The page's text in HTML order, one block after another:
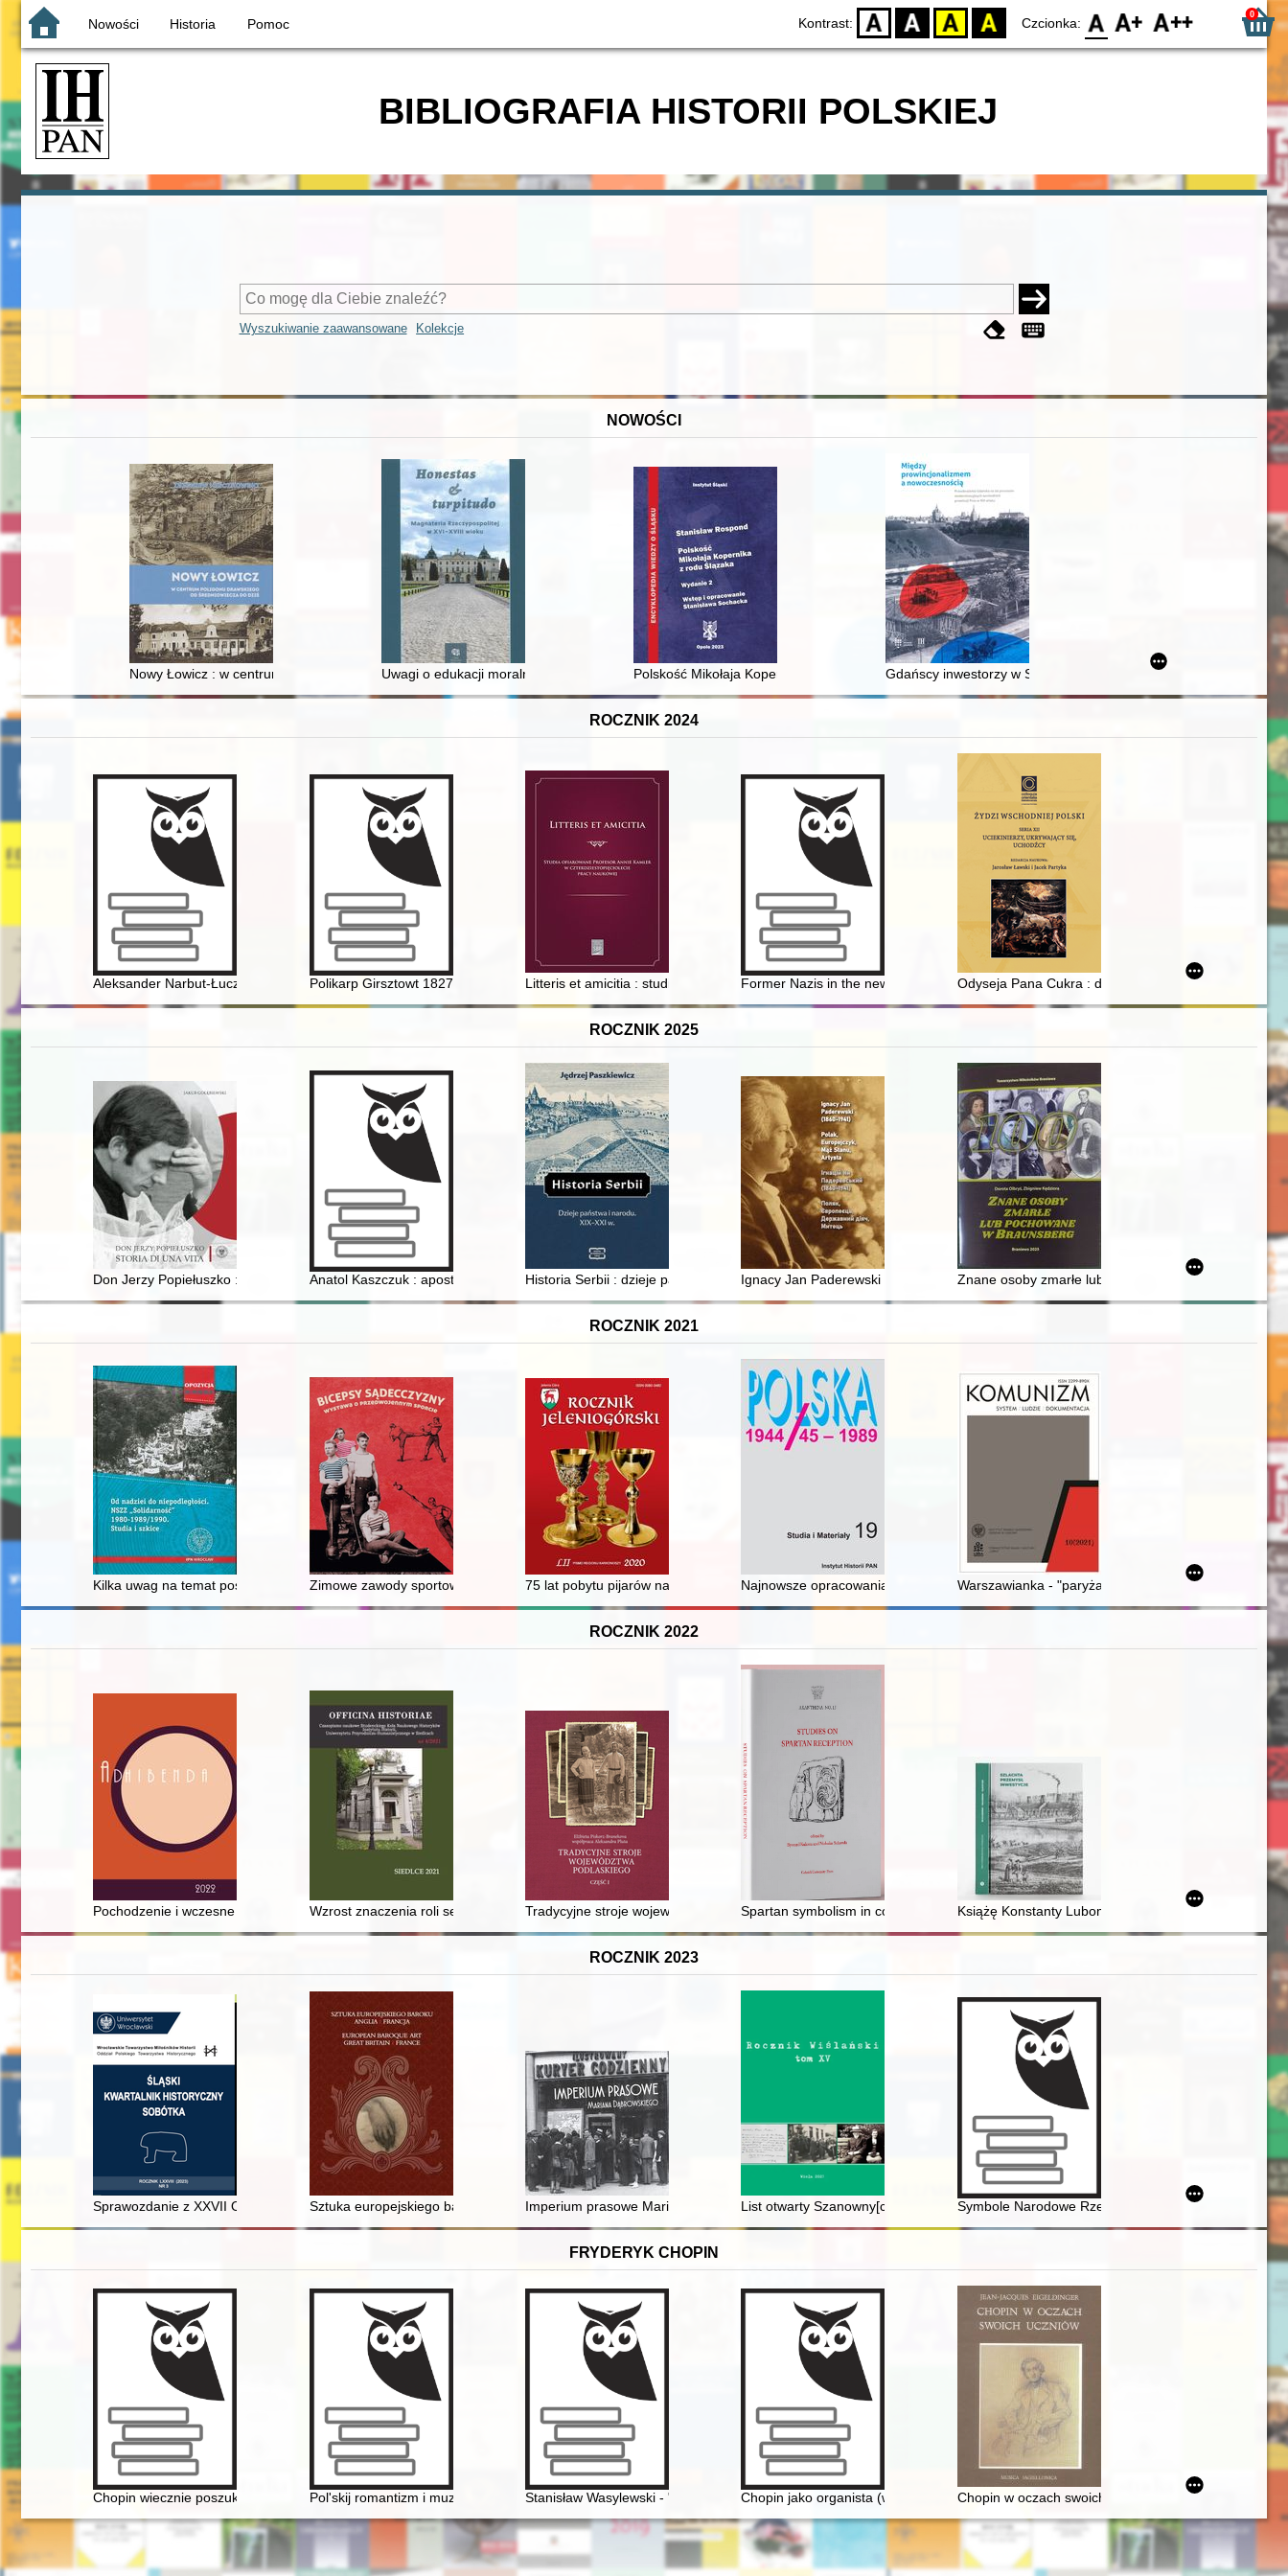
Nowości Historia Pomoc Kontrast: D BW YB BY Czcionka: F0 F1 F2 0
BIBLIOGRAFIA HISTORII POLSKIEJ
Wyszukiwanie zaawansowane Kolekcje
NOWOŚCI
Nowy Łowicz : w centrum poligonu drawskiego od średniowiecza do dziśUwagi o edukacji moralnej synów szlacheckich w XVI-wiecznej Rzeczypospolitej
Polskość Mikołaja Kopernika z rodu ŚlązakaGdańscy inwestorzy w Sopocie : prestiż finansowy i towarzyski
ROCZNIK 2024
Aleksander Narbut-Łuczyński : generał ze Skierniewic
Polikarp Girsztowt 1827-1877 Litteris et amicitia : studia ofiarowane Profesor Annie Kamler w czterdziestopięciolecie pracy naukowej
Former Nazis in the new structures of the West German intelligence service and their
Odyseja Pana Cukra : droga uchodźcy żydowskiego
ROCZNIK 2025
Don Jerzy Popiełuszko : storia di una vitaAnatol Kaszczuk : apostoł Maryi : (materiały z sympozjów w Elblągu i Zamościu)
Historia Serbii : dzieje państwa i narodu : XIX-XXI wIgnacy Jan Paderewski (1860-1941) : Polak, Europejczyk, mąż stanu, artysta = Ìgnacìj
Znane osoby zmarłe lub pochowane w Braunsberg
ROCZNIK 2021
Kilka uwag na temat postrzegania porozumień sierpniowych 1980 rokuZimowe zawody sportowe w Krynicy-Zdroju w dwudziestoleciu międzywojennym
75 lat pobytu pijarów na ziemi jeleniogórskiej (lata 1945-1995)Najnowsze opracowania oraz wydawnictwa źródłowe o Zbrodni Katyńskiej : polska
Warszawianka - "paryżanka Północy" : o kobietach
ROCZNIK 2022
Pochodzenie i wczesne dzieciństwo przyszłego arcybiskupa gnieźnieńskiego i poznańskiego Floriana Aleksandra Okszy Stablewskiego (1891-1906)
Wzrost znaczenia roli sejmików ziemskich w dziedzinie wojskowości, polityki zagraniczneji skarbowości w XVI-XVIII wieku
Tradycyjne stroje województwa podlaskiego. Cz. 1,Spartan symbolism in contemporary PolandKsiążę Konstanty Lubomirski : żołnierz, ziemianin,
ROCZNIK 2023
Sprawozdanie z XXVII Ogólnopolskiego Zjazdu Historyków Studentów w Warszawie, 9-13 V 2022 r
Sztuka europejskiego baroku : Anglia, Francja = European baroque art : Great Britain, France
Imperium prasowe Mariana DąbrowskiegoList otwarty Szanowny[ch] członków Polskiego Towarzystwa Teozoficznego na Śląsku
Symbole Narodowe Rzeczypospolitej Polskiej w
FRYDERYK CHOPIN
Chopin wiecznie poszukiwany. Historia Międzynarodowego Konkursu Pianistycznego im. Fryderyka Chopina w Warszawie
Pol'skij romantizm i muzykal'naja kul'tura L'vova vtoroj poloviny XIX veka (Karol' Mikuli - učenik Friderika źopena)
Stanisław Wasylewski - "opolanin z wyboru" o Fryderyku Chopinie
Chopin jako organista (w 150. rocznicę śmierci)Chopin w oczach swoich uczniów